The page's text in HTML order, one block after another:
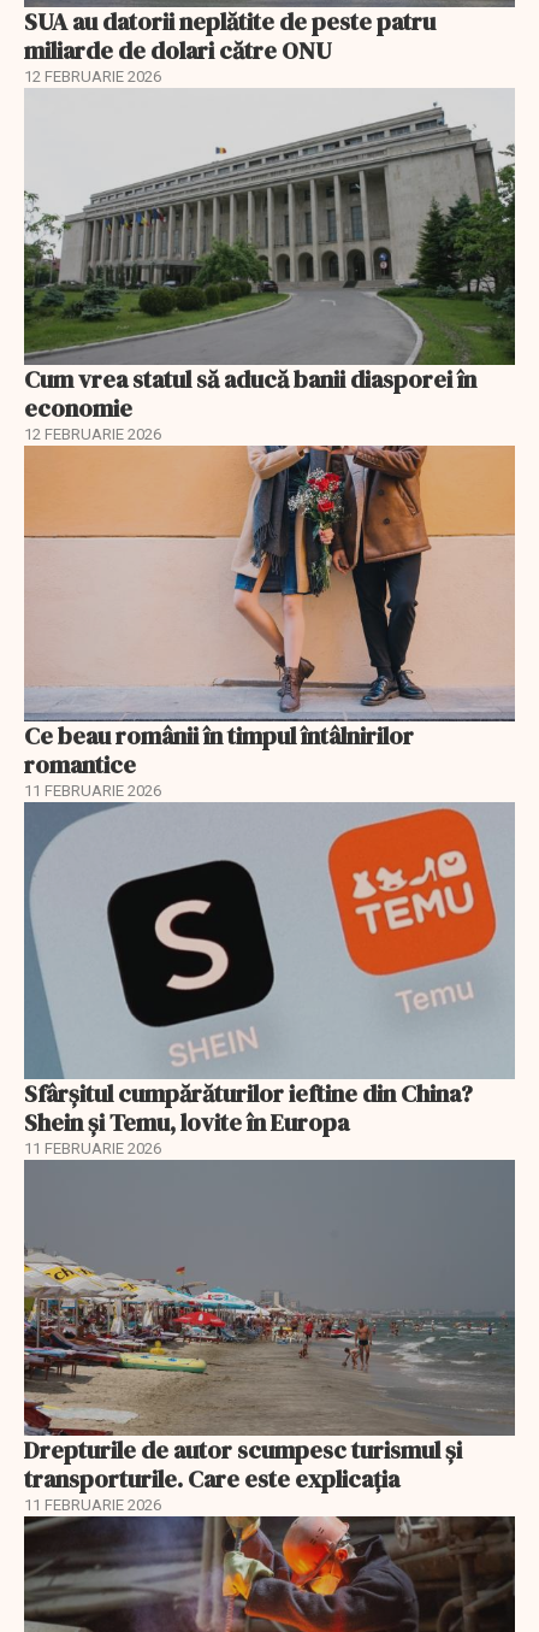
SUA au datorii neplătite de peste patru
miliarde de dolari către ONU
12 FEBRUARIE 2026
Cum vrea statul să aducă banii diasporei în
economie
12 FEBRUARIE 2026
Ce beau românii în timpul întâlnirilor
romantice
11 FEBRUARIE 2026
Sfârșitul cumpărăturilor ieftine din China?
Shein și Temu, lovite în Europa
11 FEBRUARIE 2026
Drepturile de autor scumpesc turismul și
transporturile. Care este explicația
11 FEBRUARIE 2026